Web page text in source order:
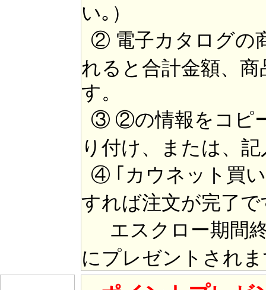
い｡）
② 電子カタログの
れると合計金額、
す。
③ ②の情報をコピ
り付け、または、
④ ｢カウネット買
すれば注文が完了で
エスクロー期間
にプレゼントされ